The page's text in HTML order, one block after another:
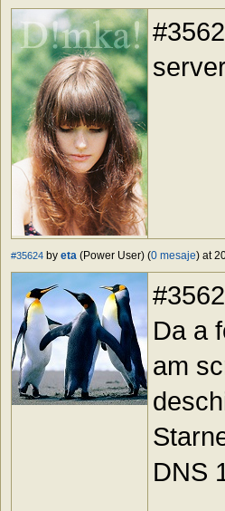
#35624 by eta (Power User) (0 mesaje) at
Da a
am
DNS